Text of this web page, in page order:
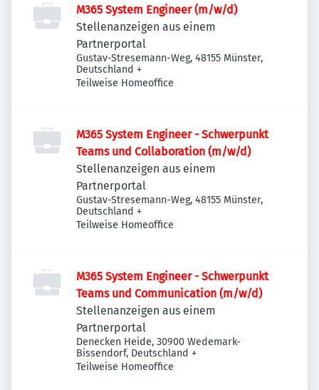
M365 System Engineer (m/w/d)
Stellenanzeigen aus einem
Partnerportal
Gustav-Stresemann-Weg, 48155 Münster,
Deutschland +
Teilweise Homeoffice
M365 System Engineer - Schwerpunkt
Teams und Collaboration (m/w/d)
Stellenanzeigen aus einem
Partnerportal
Gustav-Stresemann-Weg, 48155 Münster,
Deutschland +
Teilweise Homeoffice
M365 System Engineer - Schwerpunkt
Teams und Communication (m/w/d)
Stellenanzeigen aus einem
Partnerportal
Denecken Heide, 30900 Wedemark-
Bissendorf, Deutschland +
Teilweise Homeoffice